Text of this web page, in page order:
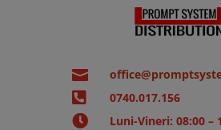

 0740.017.156
 Luni-Vineri: 08:00 –